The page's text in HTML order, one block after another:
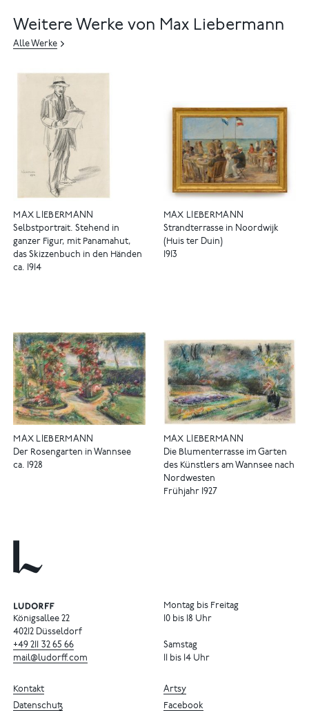
Weitere Werke von Max Liebermann
Alle Werke
MAX LIEBERMANN
Selbstportrait. Stehend in
ganzer Figur, mit Panamahut,
das Skizzenbuch in den Händen
ca. 1914
MAX LIEBERMANN
Strandterrasse in Noordwijk
(Huis ter Duin)
1913
MAX LIEBERMANN
Der Rosengarten in Wannsee
ca. 1928
MAX LIEBERMANN
Die Blumenterrasse im Garten
des Künstlers am Wannsee nach
Nordwesten
Frühjahr 1927
Königsallee 22
40212 Düsseldorf
+49 211 32 65 66
mail@ludorff.com
Montag bis Freitag
10 bis 18 Uhr
Samstag
11 bis 14 Uhr
Artsy
Facebook
Kontakt
Datenschutz